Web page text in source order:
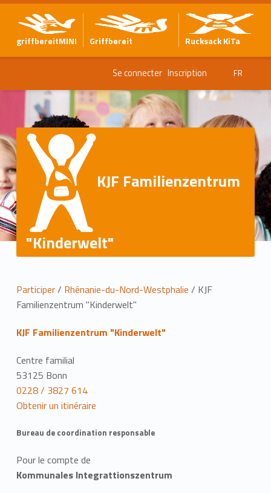
griffbereitMINI Griffbereit Rucksack KiTa
Se connecter Inscription FR
KJF Familienzentrum
"Kinderwelt"
L
i
e
u
Participer/ Rhénanie-du-Nord-Westphalie / KJF
Familienzentrum "Kinderwelt"
KJF Familienzentrum "Kinderwelt"
Centre familial
53125 Bonn
0228 / 3827 614
Obtenir un itinéraire
Bureau de coordination responsable
Pour le compte de
Kommunales Integrattionszentrum